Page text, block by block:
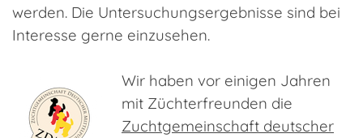
werden. Die Untersuchungsergebnisse sind bei
Interesse gerne einzusehen.
Wir haben vor einigen Jahren
mit Züchterfreunden die
Zuchtgemeinschaft deutscher